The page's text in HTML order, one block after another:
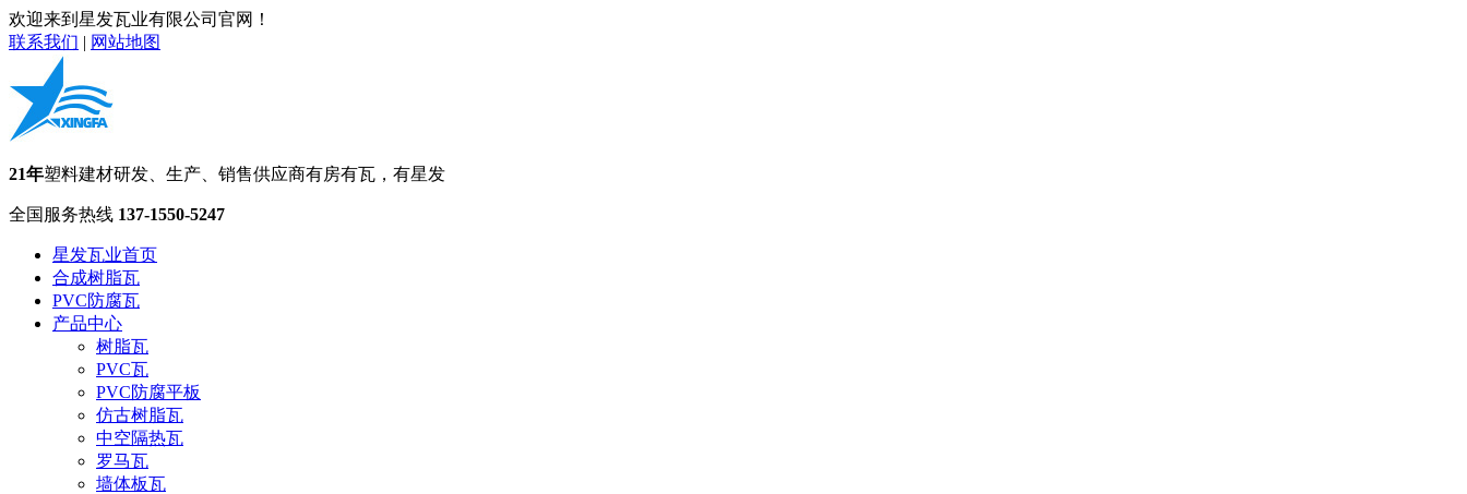
欢迎来到星发瓦业有限公司官网！
联系我们 | 网站地图
21年塑料建材研发、生产、销售供应商有房有瓦，有星发
全国服务热线 137-1550-5247
星发瓦业首页
合成树脂瓦
PVC防腐瓦
产品中心
树脂瓦
PVC瓦
PVC防腐平板
仿古树脂瓦
中空隔热瓦
罗马瓦
墙体板瓦